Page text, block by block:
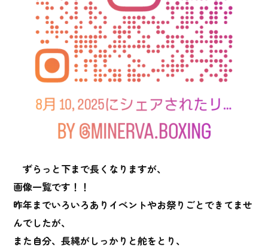
ずらっと下まで長くなりますが、
画像一覧です！！
昨年までいろいろありイベントやお祭りごとできてませ
んでしたが、
また自分、長縄がしっかりと舵をとり、